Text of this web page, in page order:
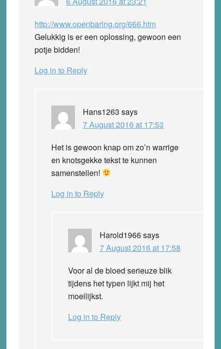
http://www.openbaring.org/666.htm
Gelukkig is er een oplossing, gewoon een
potje bidden!
Log in to Reply
Hans1263 says
7 August 2016 at 17:53
Het is gewoon knap om zo’n warrige
en knotsgekke tekst te kunnen
samenstellen!
Log in to Reply
Harold1966says
7 August 2016 at 17:58
Voor al de bloed serieuze blik
tijdens het typen lijkt mij het
moeilijkst.
Log in to Reply